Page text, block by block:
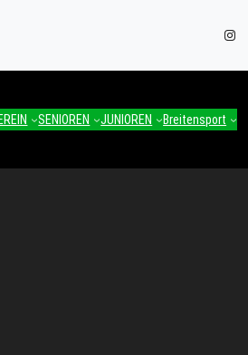
SENIOREN JUNIOREN Breitensport